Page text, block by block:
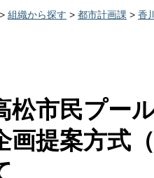
> 組織から探す > 都市計画課 > 香
松市民プー
画提案方式